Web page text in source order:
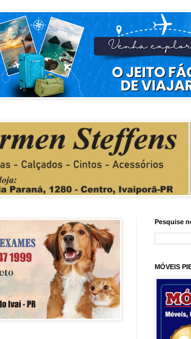
Pesquise
MÓVEIS